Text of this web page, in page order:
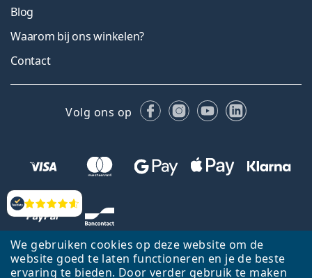
We gebruiken cookies op deze website om de
website goed te laten functioneren en je de beste
ervaring te bieden. Door verder gebruik te maken
Beoordelingen
Blog
Waarom bij ons winkelen?
Contact
Volg ons op FacebookInstagram
YouTubeLinkedIn